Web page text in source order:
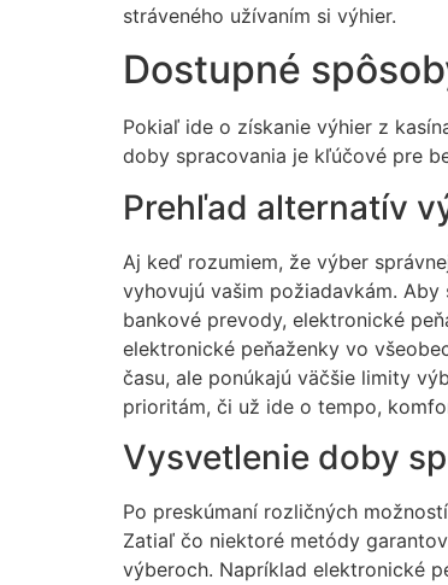
stráveného užívaním si výhier.
Dostupné
Pokiaľ ide o získanie výhier z
doby spracovania je kľúčové pre
Prehľad alternatív
Aj keď rozumiem, že výber
vyhovujú vašim požiadavkám.
bankové prevody, elektronické
elektronické peňaženky vo
času, ale ponúkajú väčšie limity
prioritám, či už ide o tempo,
Vysvetlenie doby
Po preskúmaní rozličných
Zatiaľ čo niektoré metódy
výberoch. Napríklad elektronické